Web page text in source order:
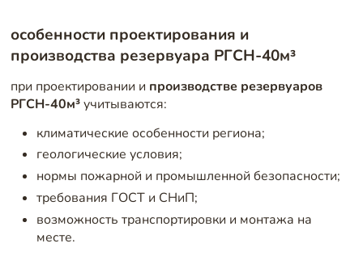
особенности проектирования и
производства резервуара РГСН-40м³
при проектировании и производстве резервуаров
РГСН-40м³учитываются:
климатические особенности региона;
геологические условия;
нормы пожарной и промышленной безопасности;
требования ГОСТ и СНиП;
возможность транспортировки и монтажа на
месте.